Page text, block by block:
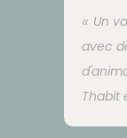
Un
avec
Thabit